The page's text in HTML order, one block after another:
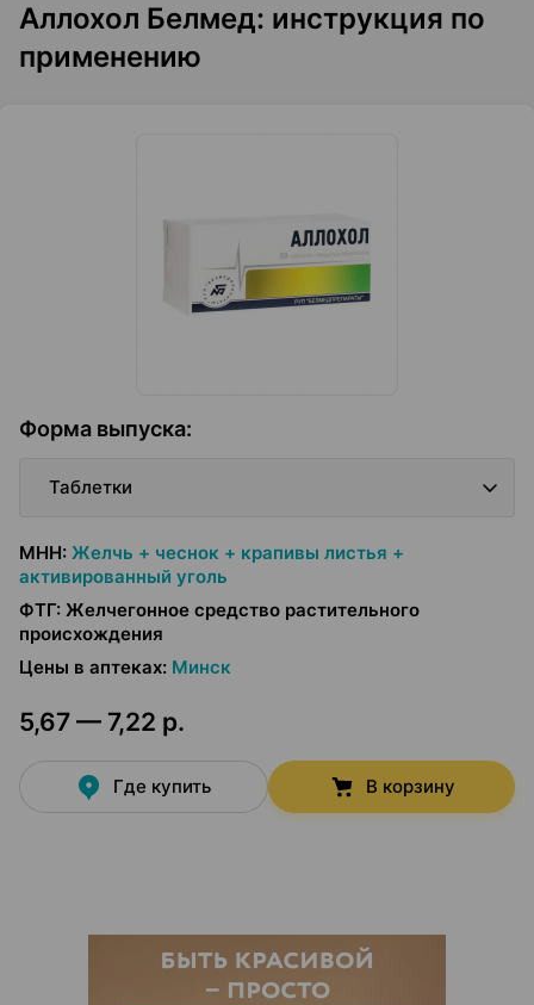
Аллохол Белмед: инструкция по
применению
Форма выпуска:
Таблетки
МНН: Желчь + чеснок + крапивы листья +
активированный уголь
ФТГ: Желчегонное средство растительного
происхождения
Цены в аптеках: Минск
5,67 — 7,22 р.
Где купить В корзину